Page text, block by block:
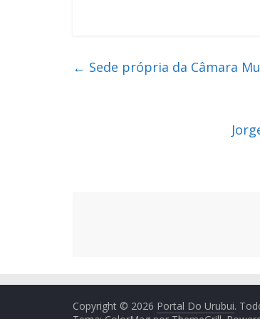
← Sede própria da Câmara
Copyright © 2026 Portal Do Urubui.